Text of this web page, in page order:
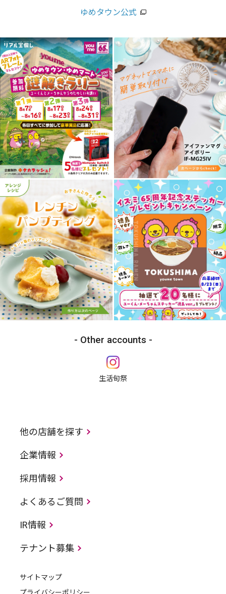
ゆめタウン公式
Other accounts
生活旬祭
他の店舗を探す
企業情報
採用情報
よくあるご質問
IR情報
テナント募集
サイトマップ